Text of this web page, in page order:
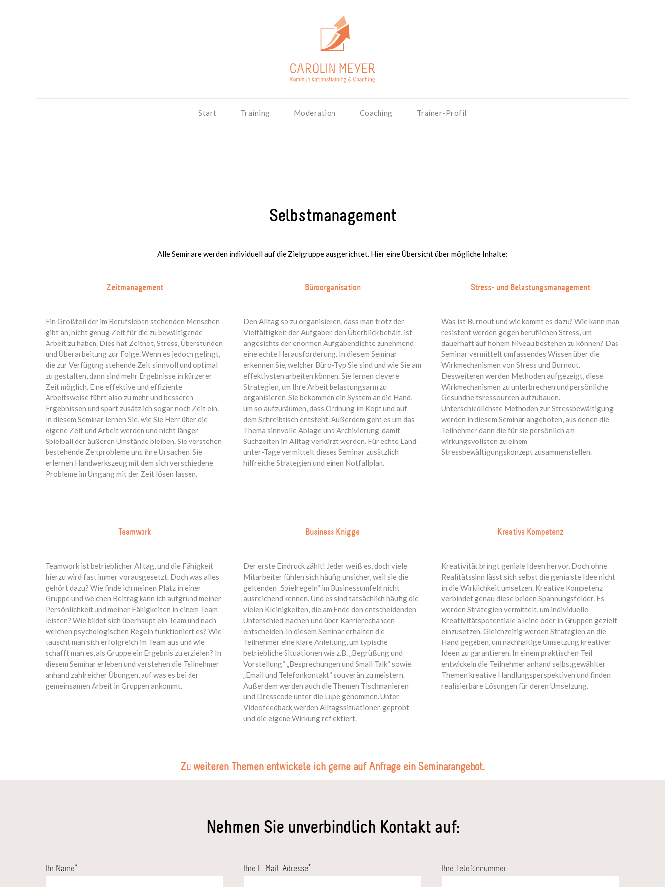
Start Training Moderation Coaching Trainer-Profil
Selbstmanagement
Alle Seminare werden individuell auf die Zielgruppe ausgerichtet. Hier eine Übersicht über mögliche Inhalte:
Zeitmanagement
Ein Großteil der im Berufsleben stehenden Menschen
gibt an, nicht genug Zeit für die zu bewältigende
Arbeit zu haben. Dies hat Zeitnot, Stress, Überstunden
und Überarbeitung zur Folge. Wenn es jedoch gelingt,
die zur Verfügung stehende Zeit sinnvoll und optimal
zu gestalten, dann sind mehr Ergebnisse in kürzerer
Zeit möglich. Eine effektive und effiziente
Arbeitsweise führt also zu mehr und besseren
Ergebnissen und spart zusätzlich sogar noch Zeit ein.
In diesem Seminar lernen Sie, wie Sie Herr über die
eigene Zeit und Arbeit werden und nicht länger
Spielball der äußeren Umstände bleiben. Sie verstehen
bestehende Zeitprobleme und ihre Ursachen. Sie
erlernen Handwerkszeug mit dem sich verschiedene
Probleme im Umgang mit der Zeit lösen lassen.
Büroorganisation
Den Alltag so zu organisieren, dass man trotz der
Vielfältigkeit der Aufgaben den Überblick behält, ist
angesichts der enormen Aufgabendichte zunehmend
eine echte Herausforderung. In diesem Seminar
erkennen Sie, welcher Büro-Typ Sie sind und wie Sie am
effektivsten arbeiten können. Sie lernen clevere
Strategien, um Ihre Arbeit belastungsarm zu
organisieren. Sie bekommen ein System an die Hand,
um so aufzuräumen, dass Ordnung im Kopf und auf
dem Schreibtisch entsteht. Außerdem geht es um das
Thema sinnvolle Ablage und Archivierung, damit
Suchzeiten im Alltag verkürzt werden. Für echte Land-
unter-Tage vermittelt dieses Seminar zusätzlich
hilfreiche Strategien und einen Notfallplan.
Stress- und Belastungsmanagement
Was ist Burnout und wie kommt es dazu? Wie kann man
resistent werden gegen beruflichen Stress, um
dauerhaft auf hohem Niveau bestehen zu können? Das
Seminar vermittelt umfassendes Wissen über die
Wirkmechanismen von Stress und Burnout.
Desweiteren werden Methoden aufgezeigt, diese
Wirkmechanismen zu unterbrechen und persönliche
Gesundheitsressourcen aufzubauen.
Unterschiedlichste Methoden zur Stressbewältigung
werden in diesem Seminar angeboten, aus denen die
Teilnehmer dann die für sie persönlich am
wirkungsvollsten zu einem
Stressbewältigungskonzept zusammenstellen.
Teamwork
Teamwork ist betrieblicher Alltag, und die Fähigkeit
hierzu wird fast immer vorausgesetzt. Doch was alles
gehört dazu? Wie finde ich meinen Platz in einer
Gruppe und welchen Beitrag kann ich aufgrund meiner
Persönlichkeit und meiner Fähigkeiten in einem Team
leisten? Wie bildet sich überhaupt ein Team und nach
welchen psychologischen Regeln funktioniert es? Wie
tauscht man sich erfolgreich im Team aus und wie
schafft man es, als Gruppe ein Ergebnis zu erzielen? In
diesem Seminar erleben und verstehen die Teilnehmer
anhand zahlreicher Übungen, auf was es bei der
gemeinsamen Arbeit in Gruppen ankommt.
Business Knigge
Der erste Eindruck zählt! Jeder weiß es, doch viele
Mitarbeiter fühlen sich häufig unsicher, weil sie die
geltenden „Spielregeln“ im Businessumfeld nicht
ausreichend kennen. Und es sind tatsächlich häufig die
vielen Kleinigkeiten, die am Ende den entscheidenden
Unterschied machen und über Karrierechancen
entscheiden. In diesem Seminar erhalten die
Teilnehmer eine klare Anleitung, um typische
betriebliche Situationen wie z.B. „Begrüßung und
Vorstellung“, „Besprechungen und Small Talk“ sowie
„Email und Telefonkontakt“ souverän zu meistern.
Außerdem werden auch die Themen Tischmanieren
und Dresscode unter die Lupe genommen. Unter
Videofeedback werden Alltagssituationen geprobt
und die eigene Wirkung reflektiert.
Kreative Kompetenz
Kreativität bringt geniale Ideen hervor. Doch ohne
Realitätssinn lässt sich selbst die genialste Idee nicht
in die Wirklichkeit umsetzen. Kreative Kompetenz
verbindet genau diese beiden Spannungsfelder. Es
werden Strategien vermittelt, um individuelle
Kreativitätspotentiale alleine oder in Gruppen gezielt
einzusetzen. Gleichzeitig werden Strategien an die
Hand gegeben, um nachhaltige Umsetzung kreativer
Ideen zu garantieren. In einem praktischen Teil
entwickeln die Teilnehmer anhand selbstgewählter
Themen kreative Handlungsperspektiven und finden
realisierbare Lösungen für deren Umsetzung.
Zu weiteren Themen entwickele ich gerne auf Anfrage ein Seminarangebot.
Nehmen Sie unverbindlich Kontakt auf:
Ihr Name* Ihre E-Mail-Adresse* Ihre Telefonnummer